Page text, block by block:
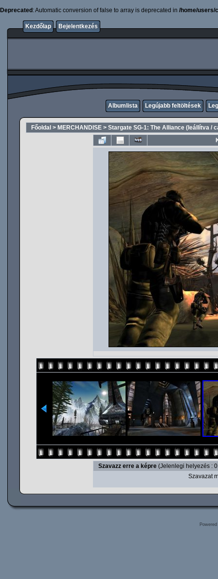
Deprecated : Automatic conversion of false to array is deprecated in /home/users/
Kezdőlap Bejelentkezés
Albumlista Legújabb feltöltések
Főoldal > MERCHANDISE > Stargate SG-1: The Alliance (leállítva /
Szavazz erre a képre (Jelenlegi helyezés :
Szavazat